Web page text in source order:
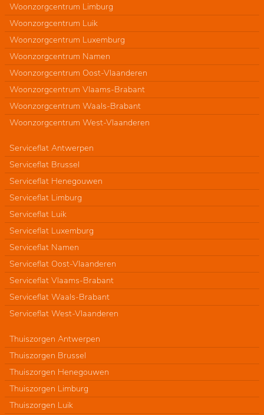
Woonzorgcentrum Limburg
Woonzorgcentrum Luik
Woonzorgcentrum Luxemburg
Woonzorgcentrum Namen
Woonzorgcentrum Oost-Vlaanderen
Woonzorgcentrum Vlaams-Brabant
Woonzorgcentrum Waals-Brabant
Woonzorgcentrum West-Vlaanderen
Serviceflat Antwerpen
Serviceflat Brussel
Serviceflat Henegouwen
Serviceflat Limburg
Serviceflat Luik
Serviceflat Luxemburg
Serviceflat Namen
Serviceflat Oost-Vlaanderen
Serviceflat Vlaams-Brabant
Serviceflat Waals-Brabant
Serviceflat West-Vlaanderen
Thuiszorgen Antwerpen
Thuiszorgen Brussel
Thuiszorgen Henegouwen
Thuiszorgen Limburg
Thuiszorgen Luik